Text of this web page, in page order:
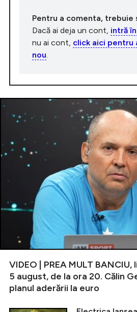
Pentru a comenta, trebuie
Dacă ai deja un cont, intră
nu ai cont, click aici pentru
nou
VIDEO | PREA MULT
5 august, de la ora 20. Călin
planul aderării la euro